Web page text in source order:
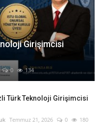
Girişimcisi
0 134
Türk Teknoloji Girişimcisi
Temmuz 21, 2026 0 180